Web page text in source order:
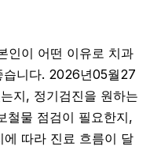
인이 어떤 이유로 치과
습니다. 2026년05월27
지, 정기검진을 원하는
철물 점검이 필요한지,
따라 진료 흐름이 달